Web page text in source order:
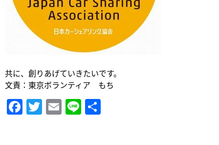
共に、創りあげていきたいです。
文責：東京ボランティア もち
Facebook
Twitter
Email
Line